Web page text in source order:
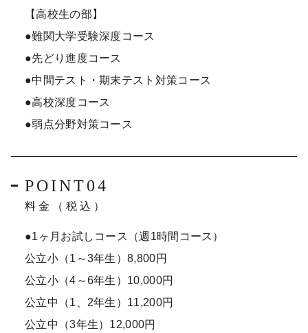
【高校生の部】
●難関大学受験深度コース
●先どり進度コース
●中間テスト・期末テスト対策コース
●高校深度コース
●弱点分野対策コース
POINT04
料金（税込）
●1ヶ月お試しコース（週1時間コース）
公立小（1～3年生）8,800円
公立小（4～6年生）10,000円
公立中（1、2年生）11,200円
公立中（3年生）12,000円